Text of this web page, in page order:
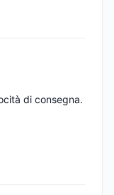
di consegna.